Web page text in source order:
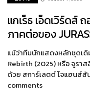
แกเร็ธ เอ็ดเวิร์ดส์
ภาคต่อของ
แม้ว่าทีมนักแสดงหลักชุดเ
Rebirth (2025) หรือ จูรา
ด้วย สการ์เลตต์ โจแฮนส์สั
comments